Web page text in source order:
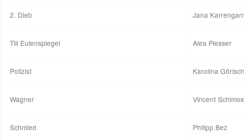
2. Dieb Jana
Till Eulenspiegel Alea Plesser
Polizist Karolina Görisch
Wagner Vincent
Schmied Philipp Bez